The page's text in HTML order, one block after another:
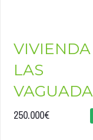
VIVIENDA
LAS
250.000€